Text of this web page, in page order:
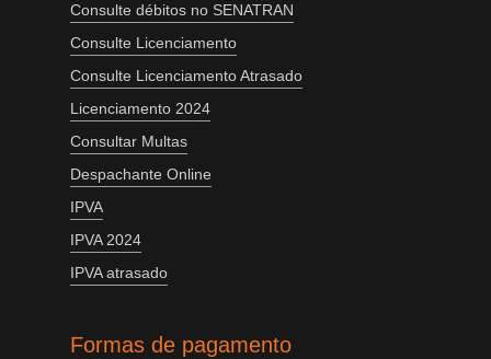
Consulte débitos no SENATRAN
Consulte Licenciamento
Consulte Licenciamento Atrasado
Licenciamento 2024
Consultar Multas
Despachante Online
IPVA
IPVA 2024
IPVA atrasado
Formas de pagamento